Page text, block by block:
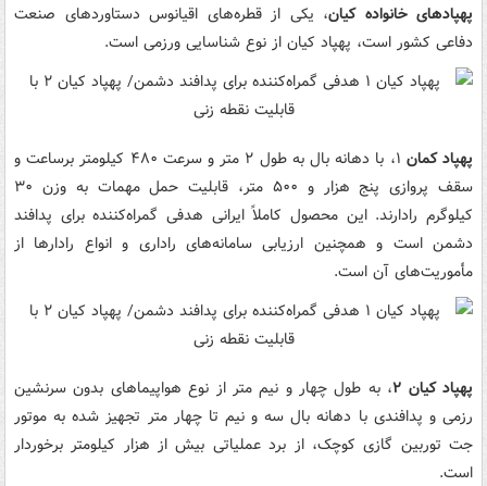
پهپادهای خانواده کیان، یکی از قطره‌های اقیانوس دستاوردهای صنعت
دفاعی کشور است، پهپاد کیان از نوع شناسایی ورزمی است.
پهپاد کمان
۱، با دهانه بال به طول ۲ متر و سرعت ۴۸۰ کیلومتر برساعت و
سقف پروازی پنج هزار و ۵۰۰ متر، قابلیت حمل مهمات به وزن ۳۰
کیلوگرم رادارند. این محصول کاملاً ایرانی هدفی گمراه‌کننده برای پدافند
دشمن است و همچنین ارزیابی سامانه‌های راداری و انواع رادارها از
مأموریت‌های آن است.
پهپاد کیان ۲
، به طول چهار و نیم متر از نوع هواپیماهای بدون سرنشین
رزمی و پدافندی با دهانه بال سه و نیم تا چهار متر تجهیز شده به موتور
جت توربین گازی کوچک، از برد عملیاتی بیش از هزار کیلومتر برخوردار
است.